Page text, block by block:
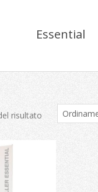
Essential
risultato